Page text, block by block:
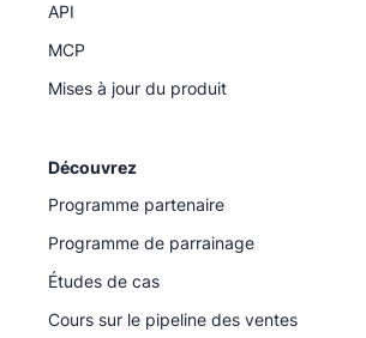
API
MCP
Mises à jour du produit
Découvrez
Programme partenaire
Programme de parrainage
Études de cas
Cours sur le pipeline des ventes